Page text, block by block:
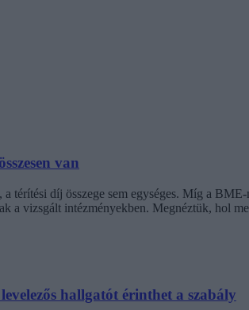
van
díj összege sem egységes. Míg a
vizsgált intézményekben. Megnéztük, hol
hallgatót érinthet a szabály